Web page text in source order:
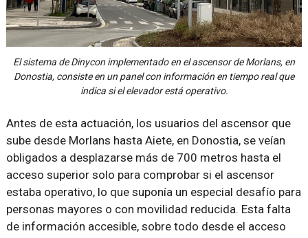
El sistema de Dinycon implementado en el ascensor de Morlans, en
Donostia, consiste en un panel con información en tiempo real que
indica si el elevador está operativo.
Antes de esta actuación, los usuarios del ascensor que
sube desde Morlans hasta Aiete, en Donostia, se veían
obligados a desplazarse más de 700 metros hasta el
acceso superior solo para comprobar si el ascensor
estaba operativo, lo que suponía un especial desafío para
personas mayores o con movilidad reducida. Esta falta
de información accesible, sobre todo desde el acceso